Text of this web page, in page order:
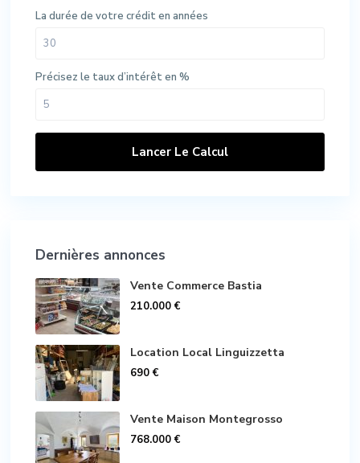
La durée de votre crédit en années
Précisez le taux d’intérêt en %
Lancer Le Calcul
Dernières annonces
Vente Commerce Bastia
210.000 €
Location Local Linguizzetta
690 €
Vente Maison Montegrosso
768.000 €